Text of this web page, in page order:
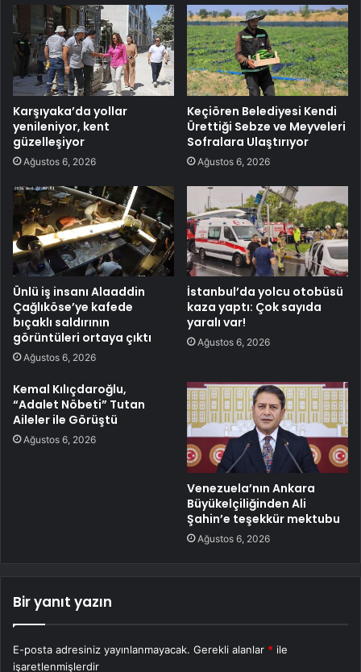
Karşıyaka’da yollar
yenileniyor, kent
güzelleşiyor
Ağustos 6, 2026
Keçiören Belediyesi Kendi
Ürettiği Sebze ve Meyveleri
Sofralara Ulaştırıyor
Ağustos 6, 2026
Ünlü iş insanı Alaaddin
Çağlıköse’ye kafede
bıçaklı saldırının
görüntüleri ortaya çıktı
Ağustos 6, 2026
İstanbul’da yolcu otobüsü
kaza yaptı: Çok sayıda
yaralı var!
Ağustos 6, 2026
Kemal Kılıçdaroğlu,
“Adalet Nöbeti” Tutan
Aileler ile Görüştü
Ağustos 6, 2026
Venezuela’nın Ankara
Büyükelçiliğinden Ali
Şahin’e teşekkür mektubu
Ağustos 6, 2026
Bir yanıt yazın
E-posta adresiniz yayınlanmayacak. Gerekli alanlar * ile
işaretlenmişlerdir